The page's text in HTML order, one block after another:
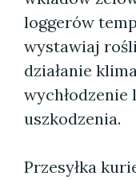
loggerów
wystawiaj
działanie
uszkodzenia.
Przesyłka